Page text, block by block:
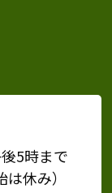
5時まで
休み）